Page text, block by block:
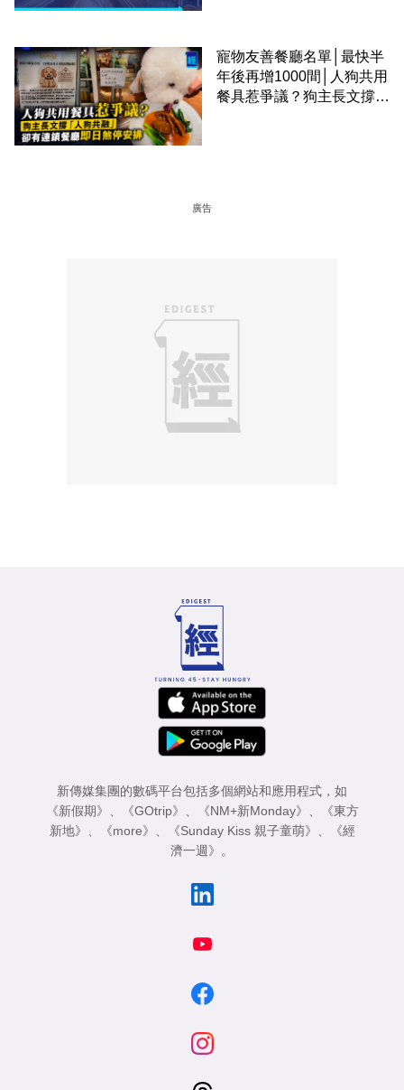
寵物友善餐廳名單│最快半
年後再增1000間│人狗共用
餐具惹爭議？狗主長文撐
廣告
新傳媒集團的數碼平台包括多個網站和應用程式，如
《新假期》
《GOtrip》 《NM+新Monday》
《東方
新地》
《more》 《Sunday Kiss 親子童萌》
《經
濟一週》
。